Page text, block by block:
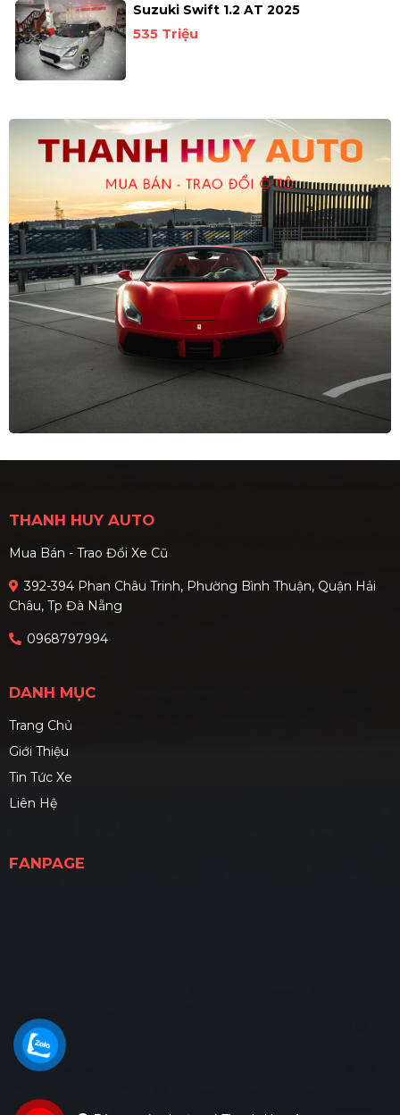
Suzuki Swift 1.2 AT 2025
535 Triệu
THANH HUY AUTO
Mua Bán - Trao Đổi Xe Cũ
392-394 Phan Châu Trinh, Phường Bình Thuận, Quận Hải
Châu, Tp Đà Nẵng
0968797994
DANH MỤC
Trang Chủ
Giới Thiệu
Tin Tức Xe
Liên Hệ
FANPAGE